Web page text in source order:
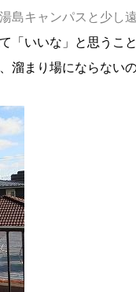
島キャンパスと少し
いいな」と思うこ
溜まり場にならない